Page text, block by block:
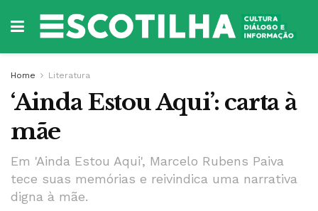
Home Literatura
‘Ainda Estou Aqui’: carta à
mãe
Em 'Ainda Estou Aqui', Marcelo Rubens Paiva
tece suas memórias e reivindica uma narrativa
digna à mãe.